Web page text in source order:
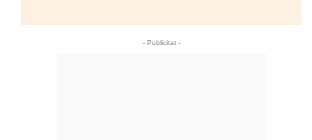
- Publicitat -